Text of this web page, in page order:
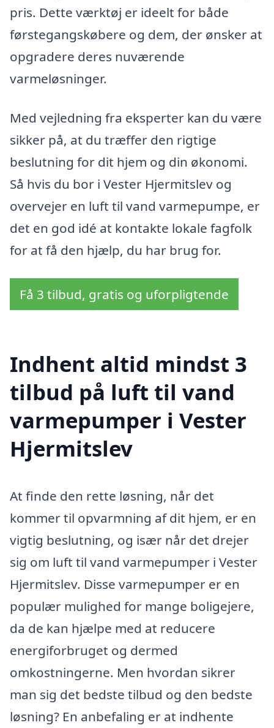
pris. Dette værktøj er ideelt for både
førstegangskøbere og dem, der ønsker at
opgradere deres nuværende
varmeløsninger.
Med vejledning fra eksperter kan du være
sikker på, at du træffer den rigtige
beslutning for dit hjem og din økonomi.
Så hvis du bor i Vester Hjermitslev og
overvejer en luft til vand varmepumpe, er
det en god idé at kontakte lokale fagfolk
for at få den hjælp, du har brug for.
Få 3 tilbud, gratis og uforpligtende
Indhent altid mindst 3
tilbud på luft til vand
varmepumper i Vester
Hjermitslev
At finde den rette løsning, når det
kommer til opvarmning af dit hjem, er en
vigtig beslutning, og især når det drejer
sig om luft til vand varmepumper i Vester
Hjermitslev. Disse varmepumper er en
populær mulighed for mange boligejere,
da de kan hjælpe med at reducere
energiforbruget og dermed
omkostningerne. Men hvordan sikrer
man sig det bedste tilbud og den bedste
løsning? En anbefaling er at indhente